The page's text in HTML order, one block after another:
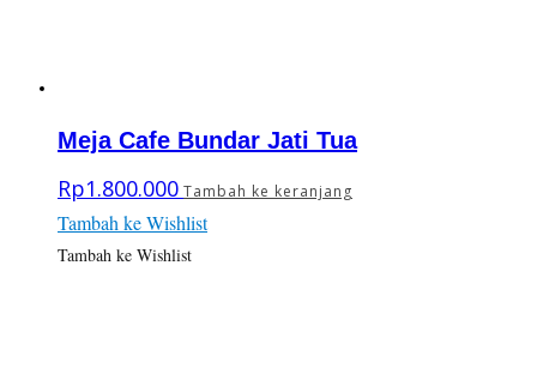
Meja Cafe Bundar Jati Tua
Rp1.800.000 Tambah ke keranjang
Tambah ke Wishlist
Tambah ke Wishlist